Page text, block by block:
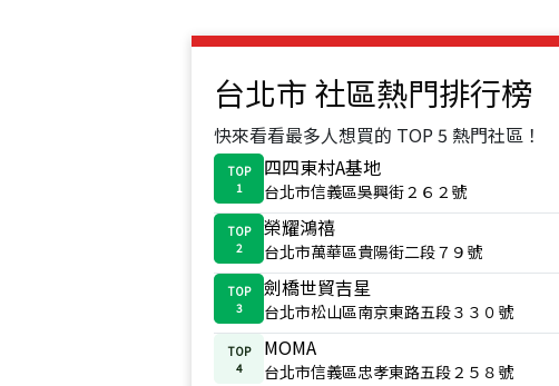
台北市 社區熱門排行榜
快來看看最多人想買的 TOP 5 熱門社區！
TOP
1
四四東村A基地
台北市信義區吳興街２６２號
TOP
2
榮耀鴻禧
台北市萬華區貴陽街二段７９號
TOP
3
劍橋世貿吉星
台北市松山區南京東路五段３３０號
TOP
4
MOMA
台北市信義區忠孝東路五段２５８號